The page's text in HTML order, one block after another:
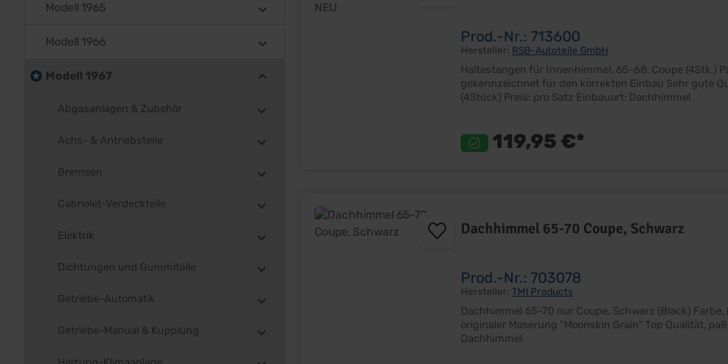
Modell 1965
Modell 1966
Modell 1967
Abgasanlagen & Zubehör
Achs- & Antriebsteile
Bremsen
Cabriolet-Verdeckteile
Elektrik
Dichtungen und Gummiteile
Getriebe-Automatik
Getriebe-Manual & Kupplung
Prod.-Nr.: 713600
Hersteller: RSB-Autoteile GmbH
Haltestangen für Innenhimmel, 65-68, Coupe (4Stk.) Passend für 65-68 Coupe 4 Stück (1x 52,5" & 3x 48,5") Farblich
gekennzeichnet für den korrekten Einbau Sehr gute Qualität Neue Ausführung Made in Germany! Lieferumfang: Satz
119,95 €*
Dachhimmel 65-70 Coupe, Schwarz
Prod.-Nr.: 703078
Hersteller: TMI Products
Dachhimmel 65-70 nur Coupe, Schwarz (Black) Farbe, Design und Material entspricht dem Original Dachhimmel in
originaler Maserung "Moonskin Grain" Top Qualität, paßgenau Lieferumfang: Stück Preis: pro Stück Einbauort: